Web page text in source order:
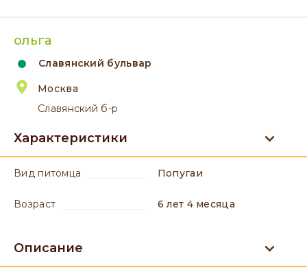
ольга
Славянский бульвар
Москва
Славянский б-р
Характеристики
вид питомца Попугаи
возраст 6 лет 4 месяца
Описание